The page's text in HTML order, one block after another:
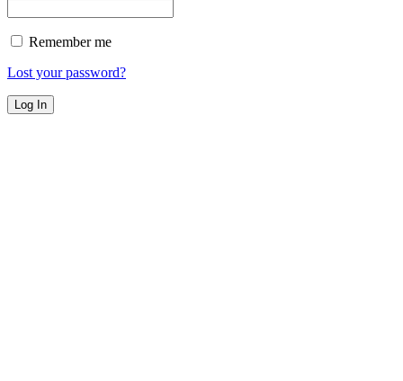
Remember me
Lost your password?